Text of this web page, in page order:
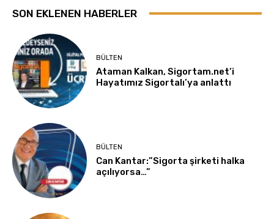
SON EKLENEN HABERLER
BÜLTEN
Ataman Kalkan, Sigortam.net’i
Hayatımız Sigortalı’ya anlattı
BÜLTEN
Can Kantar:”Sigorta şirketi halka
açılıyorsa…”